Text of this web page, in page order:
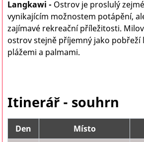
Langkawi - Ostrov je proslulý
vynikajícím možnostem potápění,
zajímavé rekreační příležitosti.
ostrov stejně příjemný jako pobřeží
plážemi a palmami.
Itinerář - souhrn
Den Místo